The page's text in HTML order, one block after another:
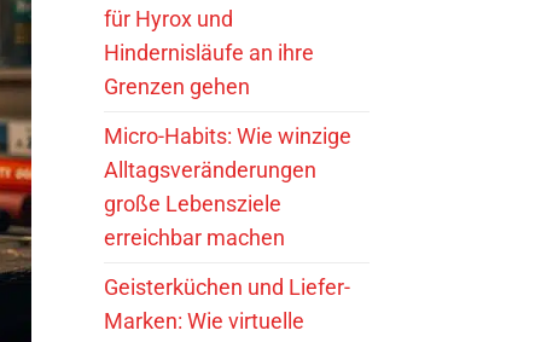
für Hyrox und
Hindernisläufe an ihre
Grenzen gehen
Micro-Habits: Wie winzige
Alltagsveränderungen
große Lebensziele
erreichbar machen
Geisterküchen und Liefer-
Marken: Wie virtuelle